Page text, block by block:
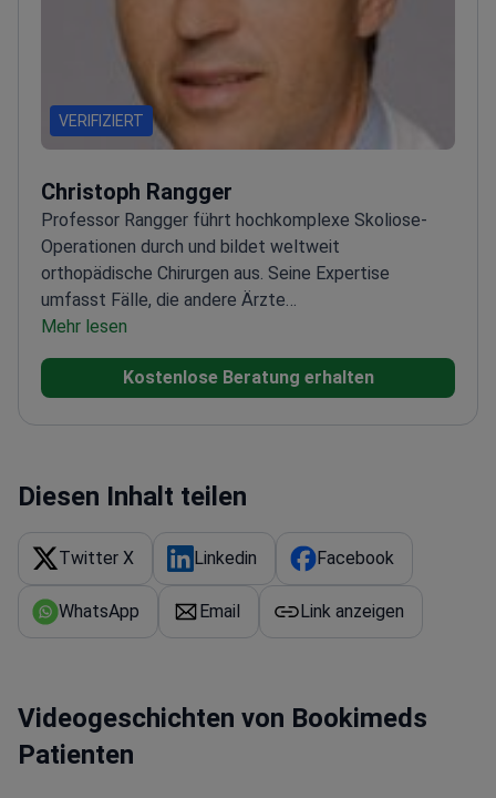
VERIFIZIERT
Christoph Rangger
Professor Rangger führt hochkomplexe Skoliose-
Operationen durch und bildet weltweit
orthopädische Chirurgen aus. Seine Expertise
umfasst Fälle, die andere Ärzte
ablehnen. Forensischer Gutachter bei medizinischen
KunstfehlernZugelassen zur Ausbildung und Prüfung
von OrthopädenFührte eine lebensrettende
Wirbelsäulenerkrankungen
Mehr lesen
Kostenlose Beratung erhalten
Diesen Inhalt teilen
Twitter X Linkedin Facebook
WhatsApp Email Link anzeigen
Videogeschichten von Bookimeds
Patienten